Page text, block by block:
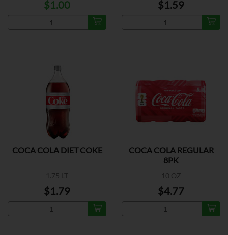
$1.00 $1.59
COCA COLA DIET COKE
1.75 LT
$1.79
COCA COLA REGULAR
8PK
10 OZ
$4.77